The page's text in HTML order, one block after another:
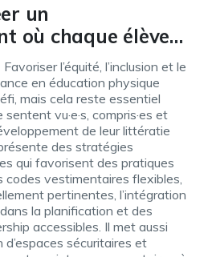
un
où chaque élève
Favoriser l’équité, l’inclusion et le
en éducation physique
mais cela reste essentiel
vu·e·s, compris·es et
de leur littératie
des stratégies
qui favorisent des pratiques
codes vestimentaires flexibles,
pertinentes, l’intégration
la planification et des
accessibles. Il met aussi
d’espaces sécuritaires et